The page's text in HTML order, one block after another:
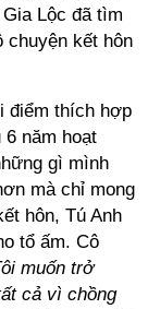
Lộc đã tìm
chuyện kết hôn
điểm thích hợp
6 năm hoạt
gì mình
mà chỉ mong
hôn, Tú Anh
tổ ấm. Cô
muốn trở
cả vì chồng